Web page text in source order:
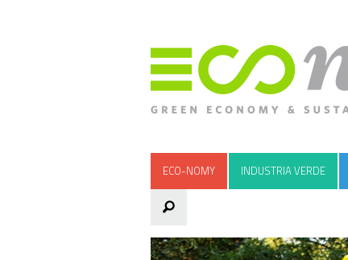
ECO-NOMY INDUSTRIA VERDE